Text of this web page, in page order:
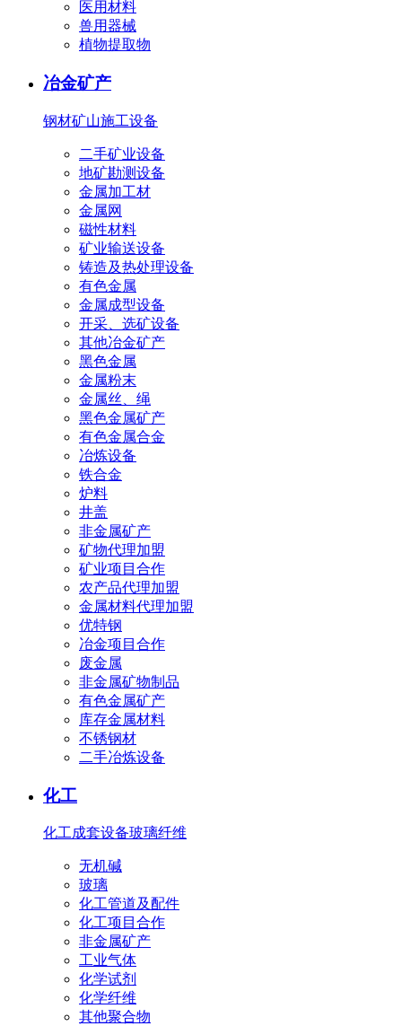
医用材料
兽用器械
植物提取物
冶金矿产
钢材矿山施工设备
二手矿业设备
地矿勘测设备
金属加工材
金属网
磁性材料
矿业输送设备
铸造及热处理设备
有色金属
金属成型设备
开采、选矿设备
其他冶金矿产
黑色金属
金属粉末
金属丝、绳
黑色金属矿产
有色金属合金
冶炼设备
铁合金
炉料
井盖
非金属矿产
矿物代理加盟
矿业项目合作
农产品代理加盟
金属材料代理加盟
优特钢
冶金项目合作
废金属
非金属矿物制品
有色金属矿产
库存金属材料
不锈钢材
二手冶炼设备
化工
化工成套设备玻璃纤维
无机碱
玻璃
化工管道及配件
化工项目合作
非金属矿产
工业气体
化学试剂
化学纤维
其他聚合物